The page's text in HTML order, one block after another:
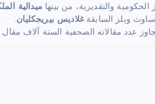
والتقديرية، من بينها ميدالية
ويلز السابقةغلاديس بيريجكليان.